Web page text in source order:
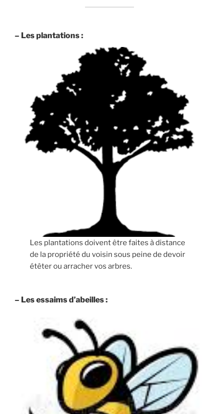
– Les plantations :
Les plantations doivent être faites à distance
de la propriété du voisin sous peine de devoir
étêter ou arracher vos arbres.
– Les essaims d’abeilles :